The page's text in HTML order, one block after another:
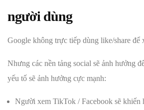
người dùng
Google không trực tiếp dùng like/share để
Nhưng các nền tảng social sẽ ảnh hưởng
yếu tố sẽ ảnh hưởng cực mạnh:
Người xem TikTok / Facebook sẽ khiến